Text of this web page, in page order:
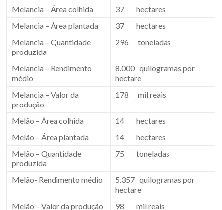
Melancia – Área colhida
37 hectares
Melancia – Área plantada
37 hectares
Melancia – Quantidade
produzida
296 toneladas
Melancia – Rendimento
médio
8.000 quilogramas por
hectare
Melancia – Valor da
produção
178 mil reais
Melão – Área colhida
14 hectares
Melão – Área plantada
14 hectares
Melão – Quantidade
produzida
75 toneladas
Melão- Rendimento médio
5.357 quilogramas por
hectare
Melão – Valor da produção
98 mil reais